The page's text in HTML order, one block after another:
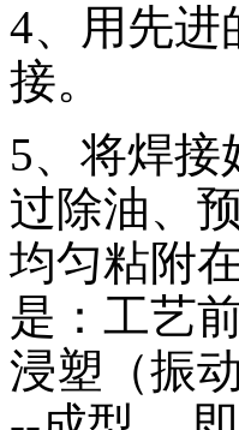
4、用先进
接。
5、将焊接
过除油、
均匀粘附
是：工艺
浸塑（振